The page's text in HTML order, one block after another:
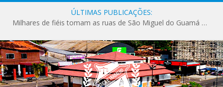
ÚLTIMAS PUBLICAÇÕES:
Milhares de fiéis tomam as ruas de São Miguel do Guamá em uma grande celebração de fé na Marcha para Jesus 2026.